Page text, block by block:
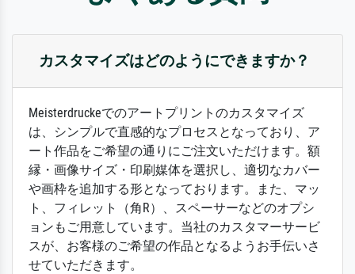
カスタマイズはどのようにできますか？
Meisterdruckeでのアートプリントのカスタマイズ
は、シンプルで直感的なプロセスとなっており、ア
ート作品をご希望の通りにご注文いただけます。額
縁・画像サイズ・印刷媒体を選択し、適切なカバー
や画枠を追加する形となっております。また、マッ
ト、フィレット（角R）、スペーサーなどのオプシ
ョンもご用意しています。当社のカスタマーサービ
スが、お客様のご希望の作品となるようお手伝いさ
せていただきます。